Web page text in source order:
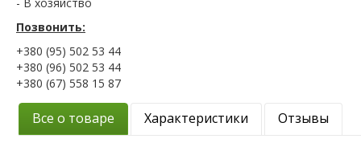
Позвонить:
+380 (95) 502 53 44
+380 (96) 502 53 44
+380 (67) 558 15 87
Все о товаре Характеристики Отзывы